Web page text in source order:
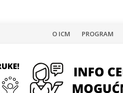
Skip
content
O ICM PROGRAM